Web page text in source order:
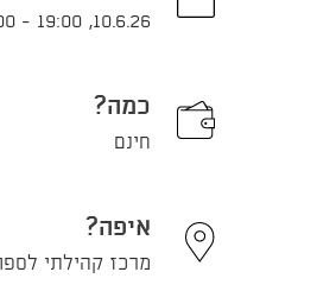
10.6.26
,
19:00
-
כמה?
חינם
איפה?
מרכז קהילתי לספורט